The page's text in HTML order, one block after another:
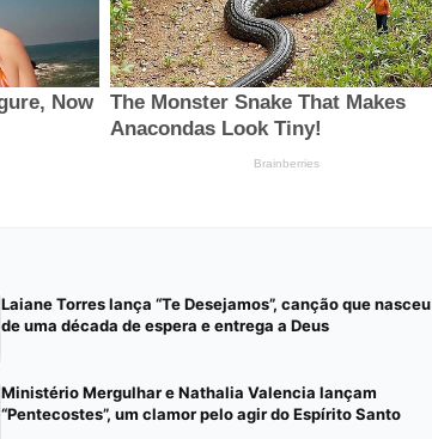
Laiane Torres lança “Te Desejamos”, canção que nasceu
de uma década de espera e entrega a Deus
Ministério Mergulhar e Nathalia Valencia lançam
“Pentecostes”, um clamor pelo agir do Espírito Santo